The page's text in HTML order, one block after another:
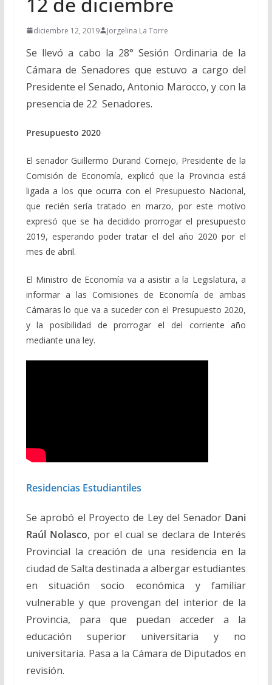
diciembre 12, 2019 Jorgelina La Torre
Se llevó a cabo la 28° Sesión Ordinaria de la
Cámara de Senadores que estuvo a cargo del
Presidente el Senado, Antonio Marocco, y con la
presencia de 22 Senadores.
Presupuesto 2020
El senador Guillermo Durand Cornejo, Presidente de la
Comisión de Economía, explicó que la Provincia está
ligada a los que ocurra con el Presupuesto Nacional,
que recién sería tratado en marzo, por este motivo
expresó que se ha decidido prorrogar el presupuesto
2019, esperando poder tratar el del año 2020 por el
mes de abril.
El Ministro de Economía va a asistir a la Legislatura, a
informar a las Comisiones de Economía de ambas
Cámaras lo que va a suceder con el Presupuesto 2020,
y la posibilidad de prorrogar el del corriente año
mediante una ley.
Residencias Estudiantiles
Se aprobó el Proyecto de Ley del Senador Dani
Raúl Nolasco, por el cual se declara de Interés
Provincial la creación de una residencia en la
ciudad de Salta destinada a albergar estudiantes
en situación socio económica y familiar
vulnerable y que provengan del interior de la
Provincia, para que puedan acceder a la
educación superior universitaria y no
universitaria. Pasa a la Cámara de Diputados en
revisión.